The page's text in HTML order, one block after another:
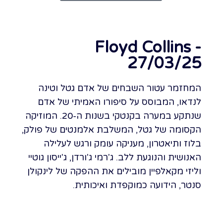
Floyd Collins -
27/03/25
המחזמר עטור השבחים של אדם גטל וטינה
לנדאו, המבוסס על סיפורו האמיתי של אדם
שנתקע במערה בקנטקי בשנות ה-20. המוזיקה
הקסומה של גטל, המשלבת אלמנטים של פולק,
בלוז ותיאטרון, מעניקה עומק ורגש לעלילה
האנושית והנוגעת ללב. ג'רמי ג'ורדן, ג'ייסון גוטיי
וליזי מקאלפיין מובילים את ההפקה של לינקולן
סנטר, הידועה כמוקפדת ואיכותית.